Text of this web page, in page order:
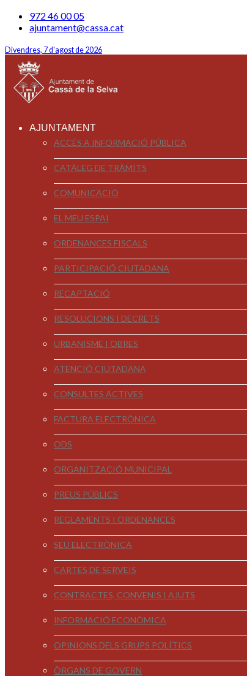
972 46 00 05
ajuntament@cassa.cat
Divendres, 7 d'agost de 2026
AJUNTAMENT
ACCÉS A INFORMACIÓ PÚBLICA
CATÀLEG DE TRÀMITS
COMUNICACIÓ
EL MEU ESPAI
ORDENANCES FISCALS
PARTICIPACIÓ CIUTADANA
RECAPTACIÓ
RESOLUCIONS I DECRETS
URBANISME I OBRES
ATENCIÓ CIUTADANA
CONSULTES ACTIVES
FACTURA ELECTRÒNICA
ODS
ORGANITZACIÓ MUNICIPAL
PREUS PÚBLICS
REGLAMENTS I ORDENANCES
SEU ELECTRÒNICA
CARTES DE SERVEIS
CONTRACTES, CONVENIS I AJUTS
INFORMACIÓ ECONÒMICA
OPINIONS DELS GRUPS POLÍTICS
ÒRGANS DE GOVERN